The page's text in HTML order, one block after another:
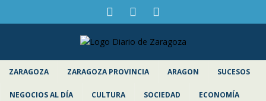
ZARAGOZA ZARAGOZA PROVINCIA ARAGON SUCESOS
NEGOCIOS AL DÍA CULTURA SOCIEDAD ECONOMÍA